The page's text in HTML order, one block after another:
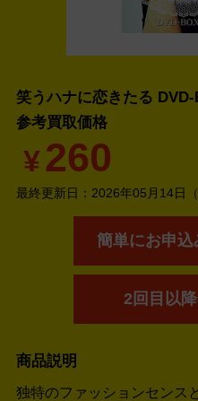
笑うハナに恋きたる
参考買取価格
¥260
最終更新日： 2026年05月14日（
簡単にお申
2回目以
商品説明
独特のファッションセンス